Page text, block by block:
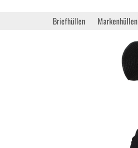
Briefhüllen Markenhüllen